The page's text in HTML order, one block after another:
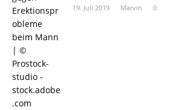
19. Juli 2019 Marvin 0